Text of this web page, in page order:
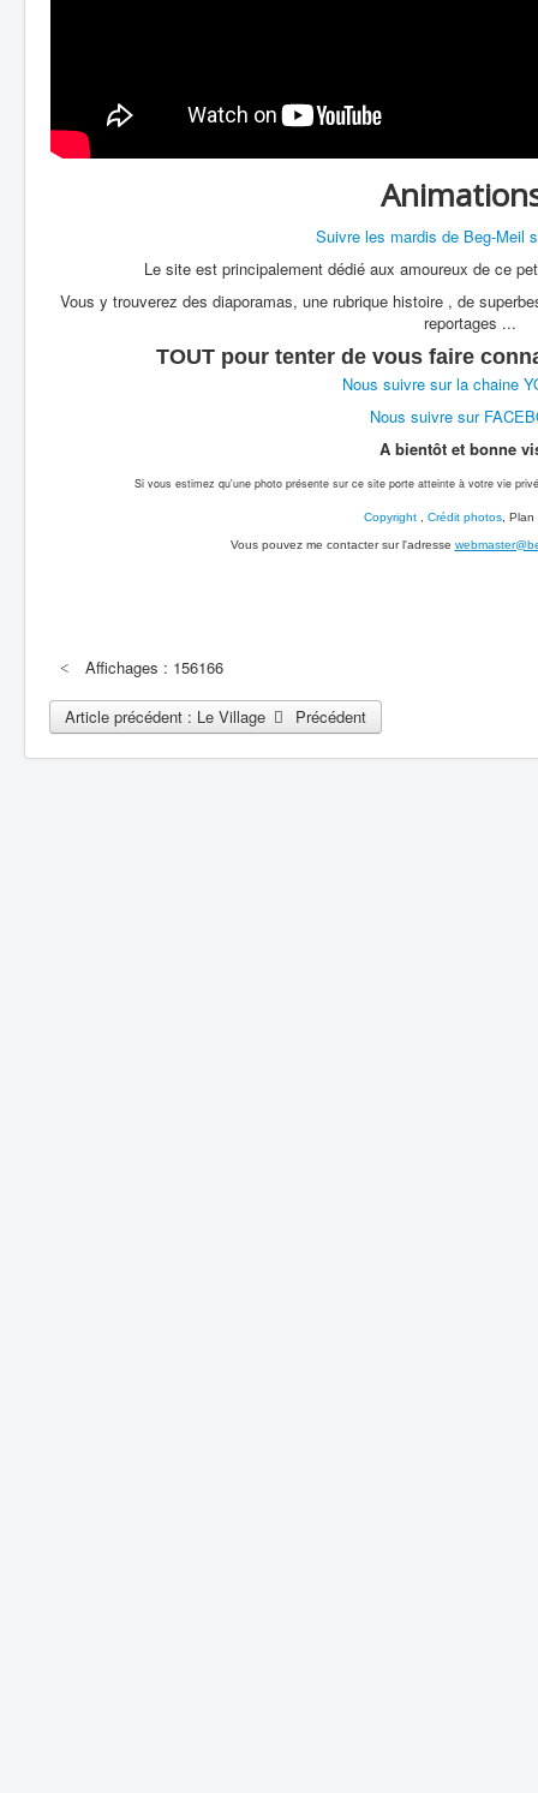
Suivre les mardis de Beg-Meil
Le site est principalement dédié aux amoureux de ce
Vous y trouverez des diaporamas, une rubrique histoire , de
reportages ...
TOUT pour tenter de vous faire
Nous suivre sur la chaine
Nous suivre sur
A bientôt et bonne
Si vous estimez qu'une photo présente sur ce site porte atteinte à votre vie
Copyright , Crédit photos, Plan
Vous pouvez me contacter sur l'adresse
Affichages : 156166
Article précédent : Le Village Précédent